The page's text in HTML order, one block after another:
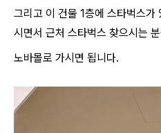
그리고 이 건물 1층에 스타벅스
시면서 근처 스타벅스 찾으시는
노바몰로 가시면 됩니다.